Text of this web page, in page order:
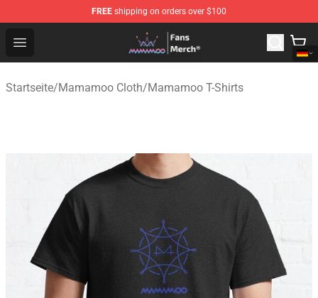
FREE shipping on orders over $100
Open menu
Mamamoo Store - Official Mamamoo Merchandise Shop
Startseite/Mamamoo Cloth/Mamamoo T-Shirts